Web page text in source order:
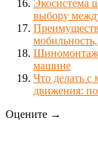
Экосистема
выбору
Шиномонтаж:
машине
Что делать с
движения:
Оцените →